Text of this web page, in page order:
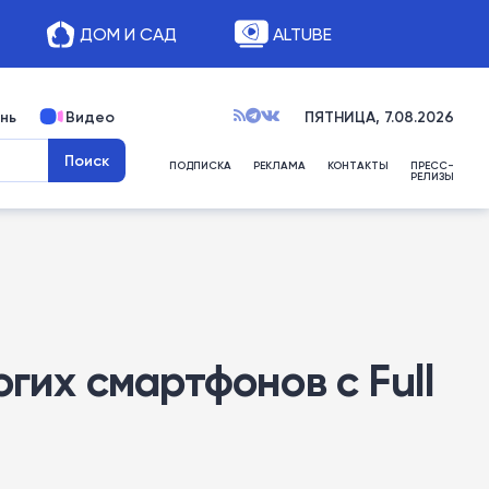
ДОМ И САД ALTUBE
Видео ПЯТНИЦА, 7.08.2026
ПОДПИСКА РЕКЛАМА КОНТАКТЫ ПРЕСС-
РЕЛИЗЫ
смартфонов с Full